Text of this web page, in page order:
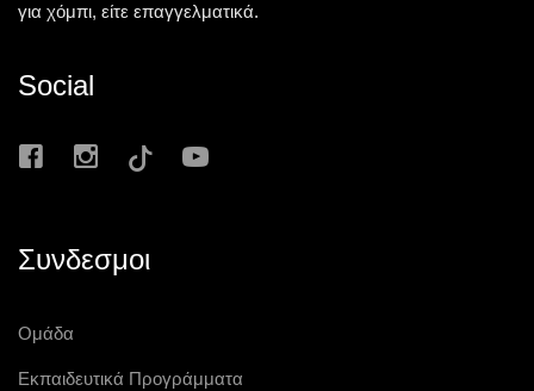
για χόμπι, είτε επαγγελματικά.
Social
Συνδεσμοι
Ομάδα
Εκπαιδευτικά Προγράμματα